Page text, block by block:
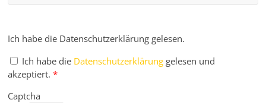
Ich habe die Datenschutzerklärung gelesen.
Ich habe die Datenschutzerklärung gelesen und
akzeptiert. *
Captcha